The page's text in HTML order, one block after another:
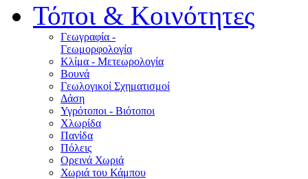
Τόποι & Κοινότητες
Γεωγραφία -
Γεωμορφολογία
Κλίμα - Mετεωρολογία
Βουνά
Γεωλογικοί Σχηματισμοί
Δάση
Υγρότοποι - Βιότοποι
Χλωρίδα
Πανίδα
Πόλεις
Ορεινά Χωριά
Χωριά του Κάμπου